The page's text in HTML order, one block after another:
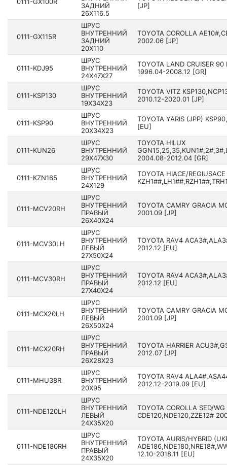
ЗАДНИЙ
26X116.5
[JP]
0111-GX115R
ШРУС
ВНУТРЕННИЙ
ЗАДНИЙ
20X110
TOYOTA COROLLA
2002.06 [JP]
0111-KDJ95
ШРУС
ВНУТРЕННИЙ
24X47X27
TOYOTA LAND CRUISER
1996.04-2008.12 [GR]
0111-KSP130
ШРУС
ВНУТРЕННИЙ
19X34X23
TOYOTA VITZ
2010.12-2020.01 [JP]
0111-KSP90
ШРУС
ВНУТРЕННИЙ
20X34X23
TOYOTA YARIS (JPP)
[EU]
0111-KUN26
ШРУС
ВНУТРЕННИЙ
29X47X30
TOYOTA HILUX
200­4.08-2012.04 [GR]
0111-KZN165
ШРУС
ВНУТРЕННИЙ
24X129
TOYOTA HIACE/REGIUSACE
0111-MCV20RH
ШРУС
ВНУТРЕННИЙ
ПРАВЫЙ
26X40X24
TOYOTA CAMRY GRACIA
2001.09 [JP]
0111-MCV30LH
ШРУС
ВНУТРЕННИЙ
ЛЕВЫЙ
27X50X24
TOYOTA RAV4
2012.12 [EU]
0111-MCV30RH
ШРУС
ВНУТРЕННИЙ
ПРАВЫЙ
27X40X24
TOYOTA RAV4
2012.12 [EU]
0111-MCX20LH
ШРУС
ВНУТРЕННИЙ
ЛЕВЫЙ
26X50X24
TOYOTA CAMRY GRACIA
2001.09 [JP]
0111-MCX20RH
ШРУС
ВНУТРЕННИЙ
ПРАВЫЙ
26X28X23
TOYOTA HARRIER
2012.07 [JP]
0111-MHU38R
ШРУС
ВНУТРЕННИЙ
20X95
TOYOTA RAV4
2012.12-2019.09 [EU]
0111-NDE120LH
ШРУС
ВНУТРЕННИЙ
ЛЕВЫЙ
24X35X20
TOYOTA COROLLA SED/
CDE120,NDE120,ZZE12#
0111-NDE180RH
ШРУС
ВНУТРЕННИЙ
ПРАВЫЙ
24X35X20
TOYOTA AURIS/HYBRID
12.10-2018.11 [EU]